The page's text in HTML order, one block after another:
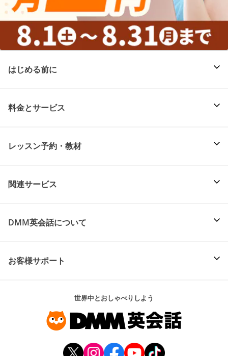
はじめる前に
料金とサービス
レッスン予約・教材
関連サービス
DMM英会話について
お客様サポート
世界中とおしゃべりしよう